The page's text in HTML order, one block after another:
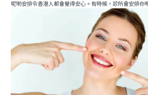
呢啲安排令香港人都會覺得安心。有時候，診所會安排你